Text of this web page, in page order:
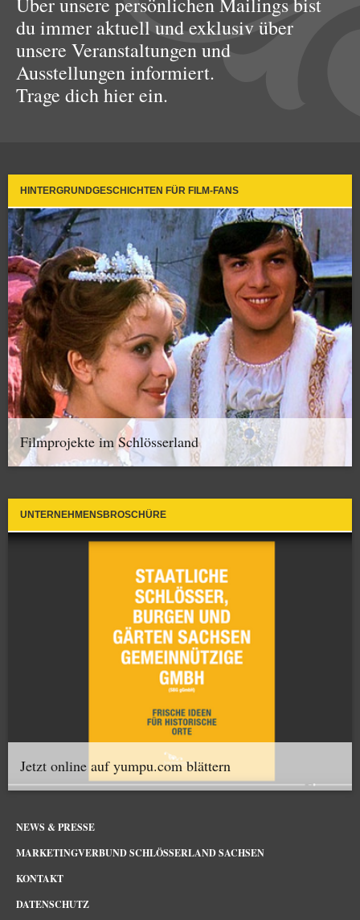
du immer aktuell und exklusiv über
unsere Veranstaltungen und
Ausstellungen informiert.
Trage dich hier ein.
HINTERGRUNDGESCHICHTEN FÜR FILM-FANS
Filmprojekte im Schlösserland
UNTERNEHMENSBROSCHÜRE
Jetzt online auf yumpu.com blättern
NEWS & PRESSE
MARKETINGVERBUND SCHLÖSSERLAND SACHSEN
KONTAKT
DATENSCHUTZ